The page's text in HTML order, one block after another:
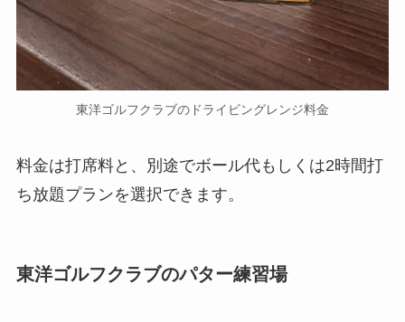
東洋ゴルフクラブのドライビングレンジ料金
料金は打席料と、別途でボール代もしくは2時間打
ち放題プランを選択できます。
東洋ゴルフクラブのパター練習場